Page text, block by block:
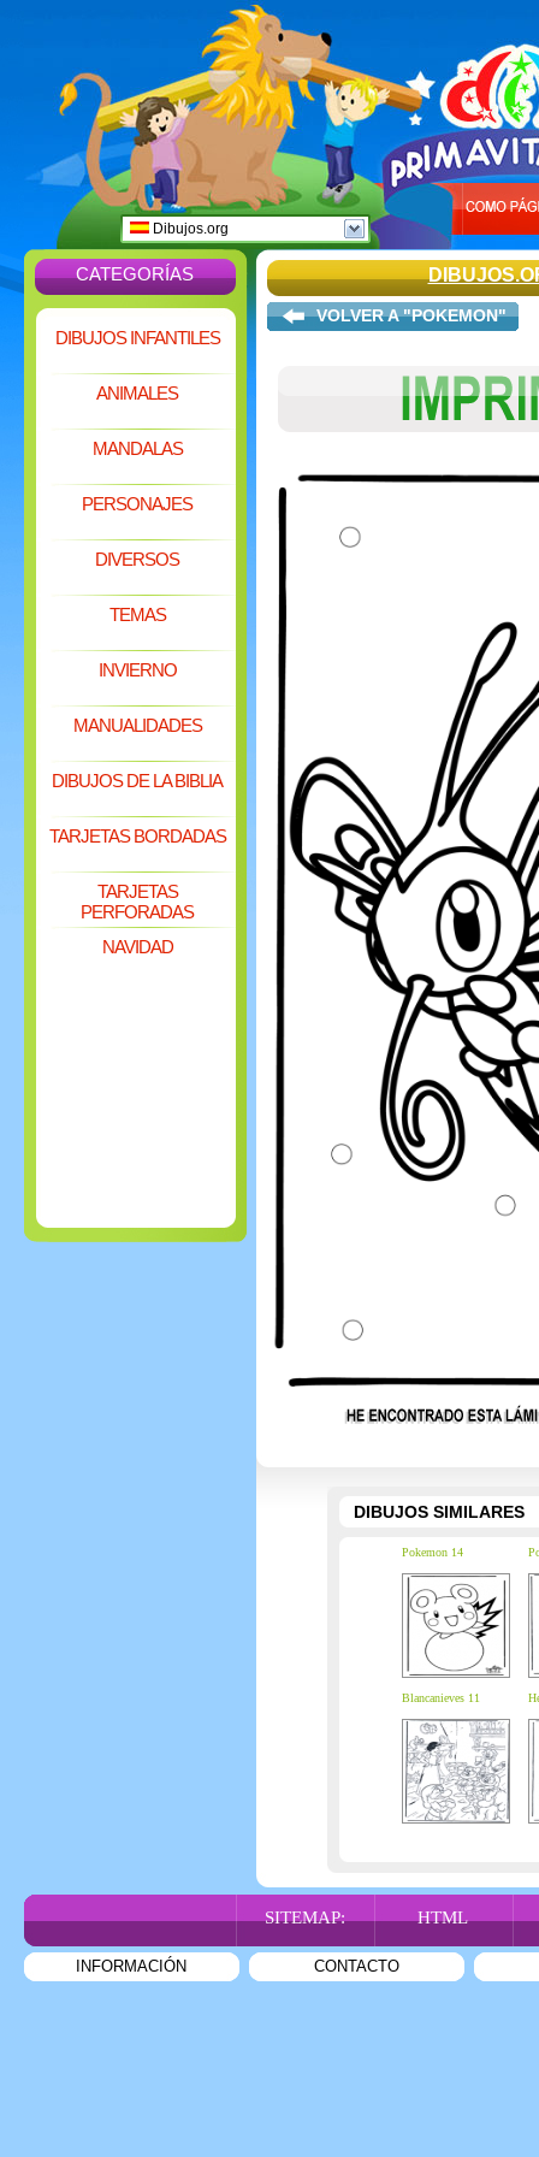
Dibujos.org
CATEGORÍAS
DIBUJOS INFANTILES
ANIMALES
MANDALAS
PERSONAJES
DIVERSOS
TEMAS
INVIERNO
MANUALIDADES
DIBUJOS DE LA BIBLIA
TARJETAS BORDADAS
TARJETAS
PERFORADAS
NAVIDAD
VOLVER A "POKEMON"
DIBUJOS SIMILARES
Pokemon 14
Blancanieves 11
SITEMAP: HTML
INFORMACIÓN CONTACTO